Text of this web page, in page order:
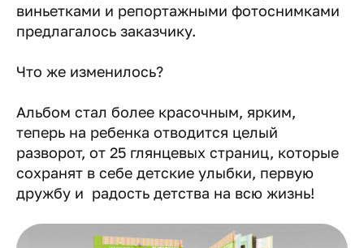
виньетками и репортажными фотоснимками
предлагалось заказчику.
Что же изменилось?
Альбом стал более красочным, ярким,
теперь на ребенка отводится целый
разворот, от 25 глянцевых страниц, которые
сохранят в себе детские улыбки, первую
дружбу и радость детства на всю жизнь!